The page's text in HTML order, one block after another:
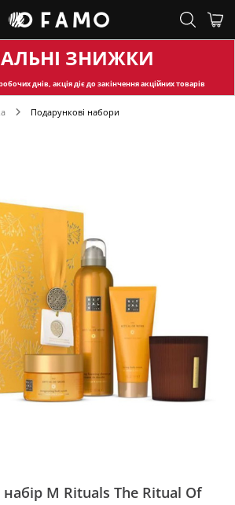
ЗНИЖКИ
днів, акція діє до закінчення акційних товарів
Подарункові набори
M Rituals The Ritual Of